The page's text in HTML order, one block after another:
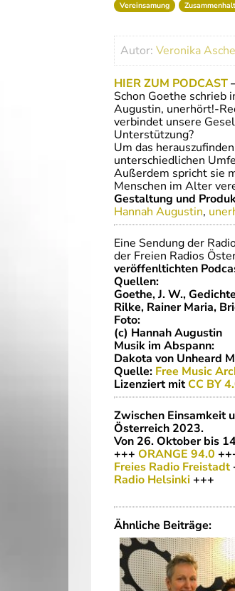
Vereinsamung
Zusammenhalt
Autor: Veronika
HIER ZUM PODCAST
Schon Goethe schrieb
Augustin, unerhört!-
verbindet unsere
Unterstützung?
Um das
unterschiedlichen
Außerdem spricht sie
Menschen im Alter
Gestaltung und
Hannah Augustin,
Eine Sendung der
der Freien Radios
veröffenltichten
Quellen:
Goethe, J. W.,
Rilke, Rainer Maria,
Foto:
(c) Hannah Augustin
Musik im Abspann:
Dakota von Unheard
Quelle: Free Music
Lizenziert mitCC BY
Zwischen Einsamkeit
Österreich 2023.
Von 26. Oktober bis
+++ ORANGE 94.0
Freies Radio Freistadt
Radio Helsinki+++
Ähnliche Beiträge: